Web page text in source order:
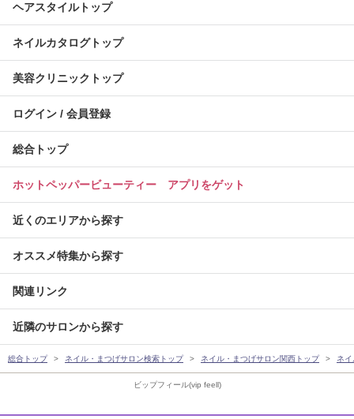
ビップフィール(vip feell)
ヘアスタイルトップ
ネイルカタログトップ
美容クリニックトップ
ログイン / 会員登録
総合トップ
ホットペッパービューティー アプリをゲット
近くのエリアから探す
オススメ特集から探す
関連リンク
近隣のサロンから探す
総合トップ ネイル・まつげサロン検索トップ ネイル・まつげサロン関西トップ ネ